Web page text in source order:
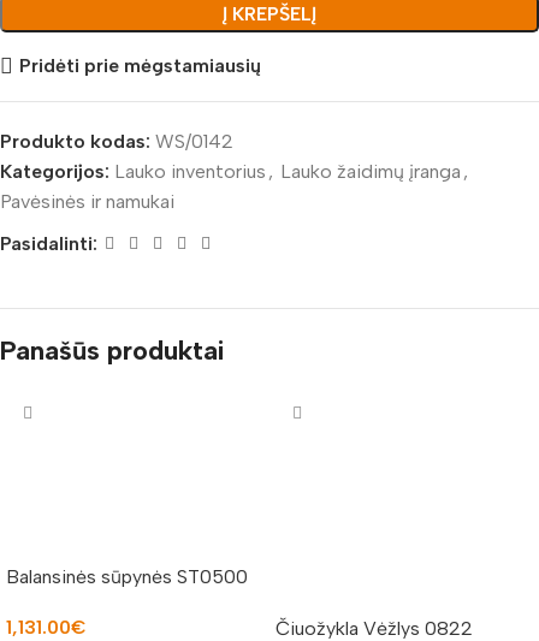
Į KREPŠELĮ
Pridėti prie mėgstamiausių
Produkto kodas: WS/0142
Kategorijos: Lauko inventorius , Lauko žaidimų įranga ,
Pavėsinės ir namukai
Pasidalinti:
Panašūs produktai
Balansinės sūpynės ST0500
1,131.00€ Čiuožykla Vėžlys 0822